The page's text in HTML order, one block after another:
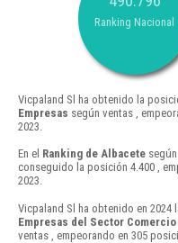
Ranking Nacional
Vicpaland Sl ha obtenido la
Empresas según ventas ,
2023.
En el Ranking de Albacete
conseguido la posición 4.400 ,
2023.
Vicpaland Sl ha obtenido en 2024
Empresas del Sector
ventas , empeorando en 305